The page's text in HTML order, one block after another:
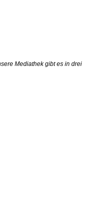
Mediathek gibt es in drei